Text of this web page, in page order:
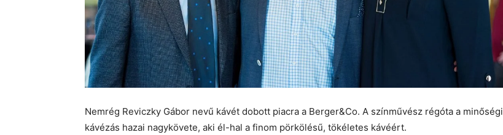
Nemrég Reviczky Gábor nevű kávét dobott piacra a Berger&Co. A színművész régóta a minőségi
kávézás hazai nagykövete, aki él-hal a finom pörkölésű, tökéletes kávéért.